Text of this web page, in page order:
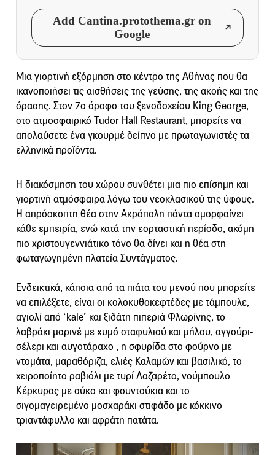
Add Cantina.protothema.gr on
Google
Μια γιορτινή εξόρμηση στο κέντρο της Αθήνας που θα
ικανοποιήσει τις αισθήσεις της γεύσης, της ακοής και της
όρασης. Στον 7ο όροφο του ξενοδοχείου King George,
στο ατμοσφαιρικό Tudor Hall Restaurant, μπορείτε να
απολαύσετε ένα γκουρμέ δείπνο με πρωταγωνιστές τα
ελληνικά προϊόντα.
H διακόσμηση του χώρου συνθέτει μια πιο επίσημη και
γιορτινή ατμόσφαιρα λόγω του νεοκλασικού της ύφους.
Η απρόσκοπτη θέα στην Ακρόπολη πάντα ομορφαίνει
κάθε εμπειρία, ενώ κατά την εορταστική περίοδο, ακόμη
πιο χριστουγεννιάτικο τόνο θα δίνει και η θέα στη
φωταγωγημένη πλατεία Συντάγματος.
Ενδεικτικά, κάποια από τα πιάτα του μενού που μπορείτε
να επιλέξετε, είναι οι κολοκυθοκεφτέδες με τάμπουλε,
αγιολί από ‘kale’ και ξιδάτη πιπεριά Φλωρίνης, το
λαβράκι μαρινέ με χυμό σταφυλιού και μήλου, αγγούρι-
σέλερι και αυγοτάραχο , η σφυρίδα στο φούρνο με
ντομάτα, μαραθόριζα, ελιές Καλαμών και βασιλικό, το
χειροποίητο ραβιόλι με τυρί Λαζαρέτο, νούμπουλο
Κέρκυρας με σύκο και φουντούκια και το
σιγομαγειρεμένο μοσχαράκι στιφάδο με κόκκινο
τριαντάφυλλο και αφράτη πατάτα.